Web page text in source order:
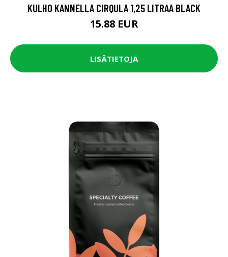
KULHO KANNELLA CIRQULA 1,25 LITRAA BLACK
15.88 EUR
LISÄTIETOJA